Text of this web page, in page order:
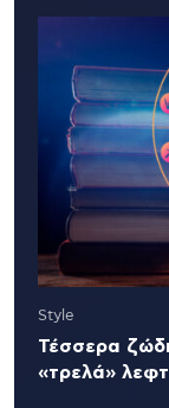
Style
Τέσσερα
«τρελά»